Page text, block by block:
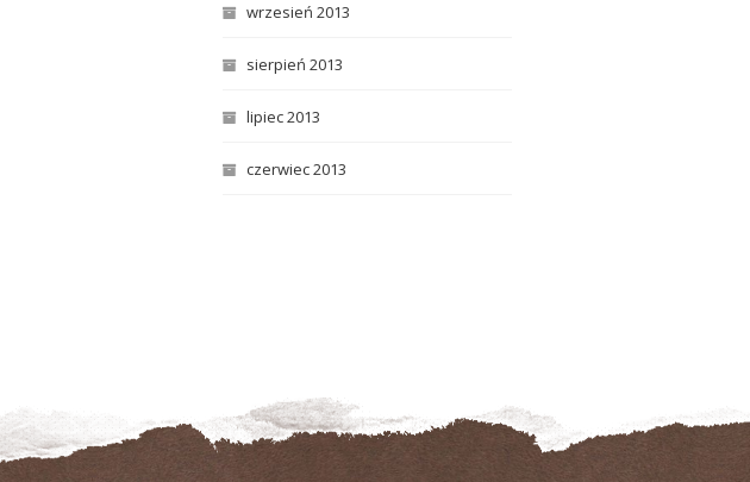
wrzesień 2013
sierpień 2013
lipiec 2013
czerwiec 2013